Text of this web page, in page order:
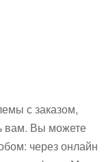
с заказом,
вам. Вы можете
через онлайн